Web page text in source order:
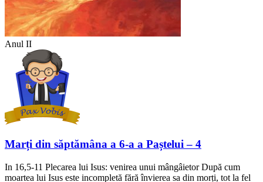
Anul II
Marți din săptămâna a 6-a a Paștelui – 4
In 16,5-11 Plecarea lui Isus: venirea unui mângâietor După cum
moartea lui Isus este incompletă fără învierea sa din morți, tot la fel